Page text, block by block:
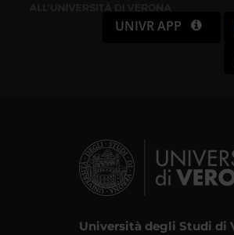
UNIVR APP
Università degli Studi di